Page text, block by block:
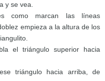
y se vea.
como marcan las líneas
empieza a la altura de los
el triángulo superior hacia
triángulo hacia arriba, de